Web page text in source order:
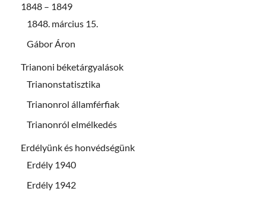
1848 – 1849
1848. március 15.
Gábor Áron
Trianoni béketárgyalások
Trianonstatisztika
Trianonrol államférfiak
Trianonról elmélkedés
Erdélyünk és honvédségünk
Erdély 1940
Erdély 1942